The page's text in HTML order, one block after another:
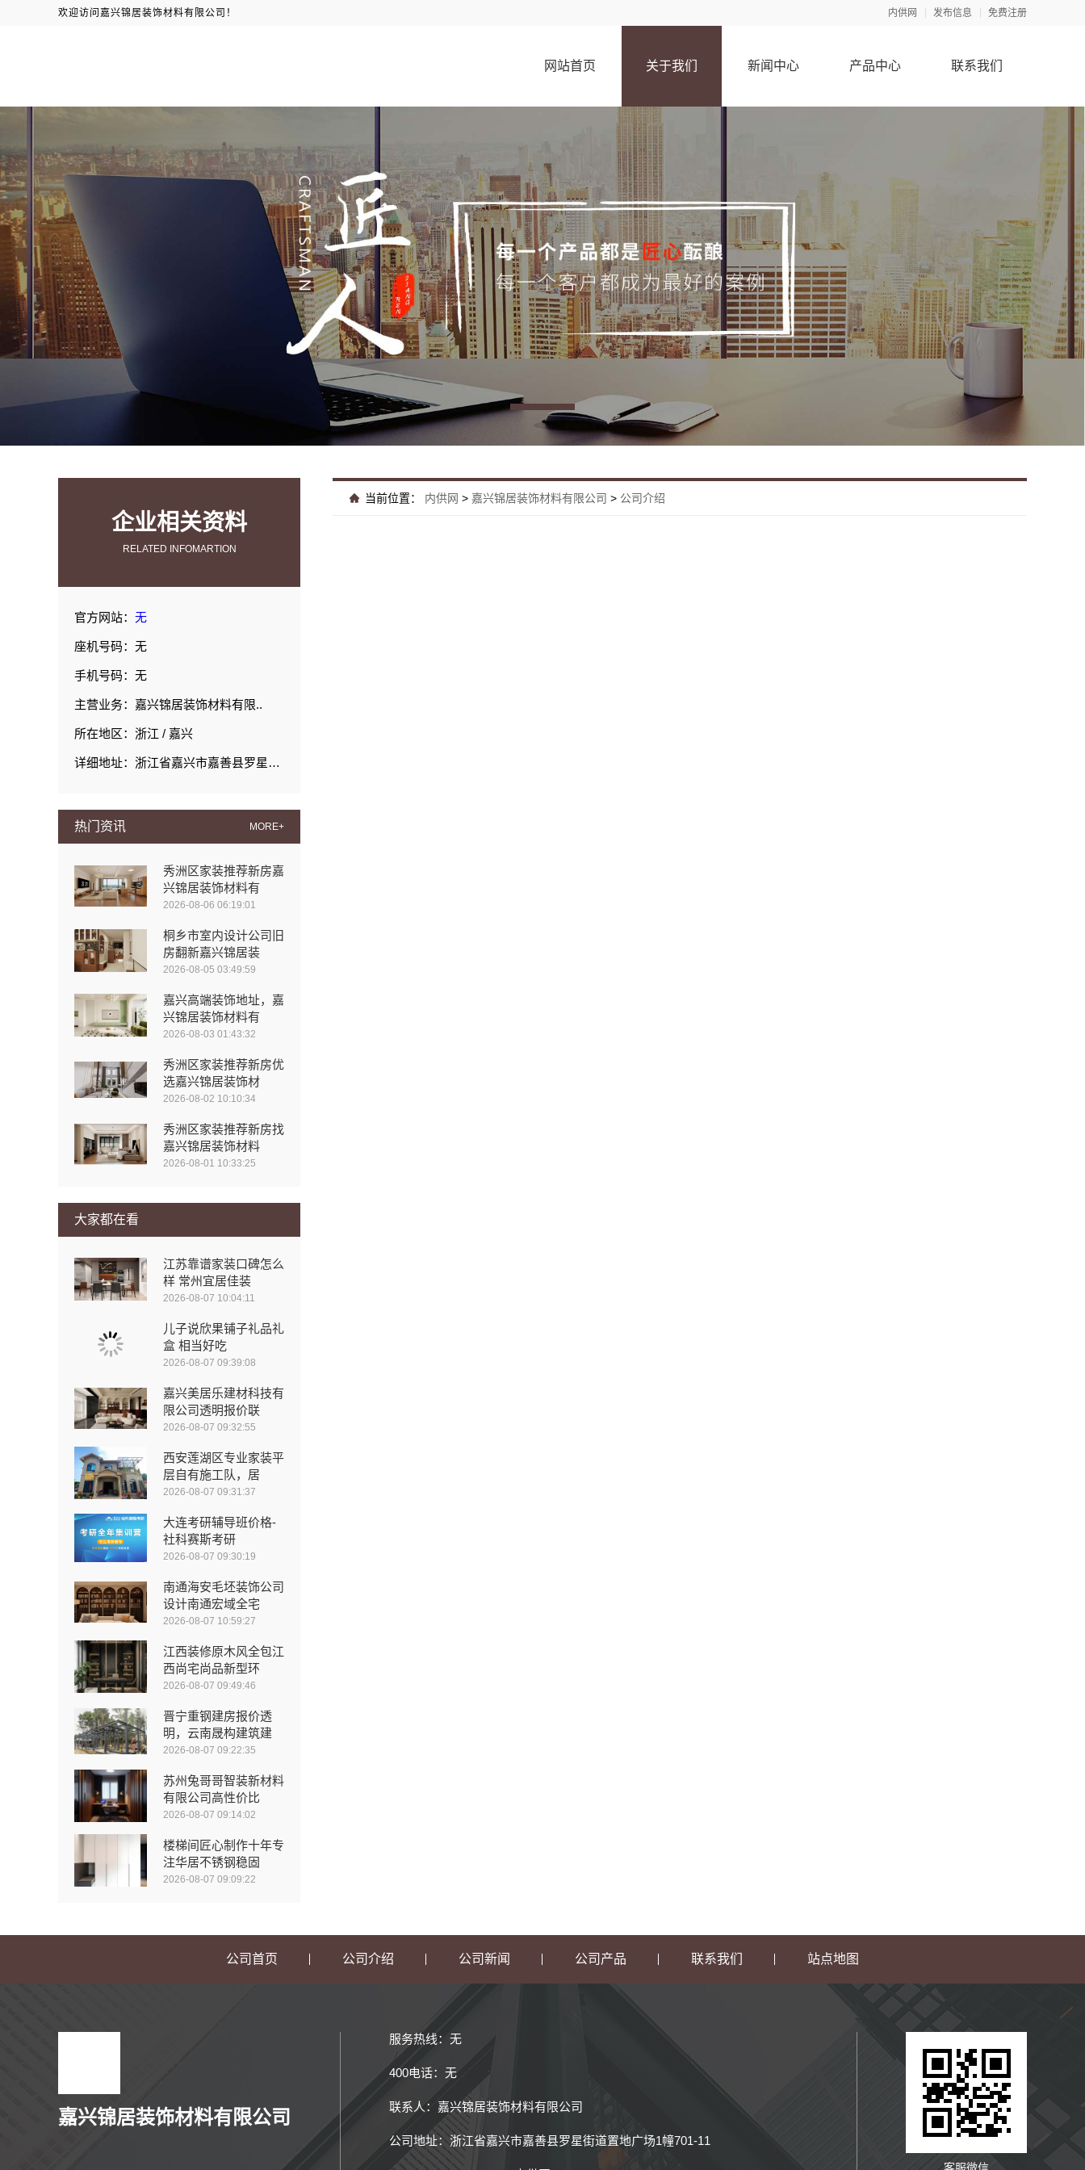
欢迎访问嘉兴锦居装饰材料有限公司！ 内供网 发布信息 免费注册
网站首页 关于我们 新闻中心 产品中心 联系我们
企业相关资料
RELATED INFOMARTION
官方网站： 无
座机号码：无
手机号码：无
主营业务：嘉兴锦居装饰材料有限..
所在地区：浙江 / 嘉兴
详细地址：浙江省嘉兴市嘉善县罗星街道置地广场1幢701-11
热门资讯 MORE+
秀洲区家装推荐新房嘉
兴锦居装饰材料有
2026-08-06 06:19:01
桐乡市室内设计公司旧
房翻新嘉兴锦居装
2026-08-05 03:49:59
嘉兴高端装饰地址，嘉
兴锦居装饰材料有
2026-08-03 01:43:32
秀洲区家装推荐新房优
选嘉兴锦居装饰材
2026-08-02 10:10:34
秀洲区家装推荐新房找
嘉兴锦居装饰材料
2026-08-01 10:33:25
大家都在看
江苏靠谱家装口碑怎么
样 常州宜居佳装
2026-08-07 10:04:11
儿子说欣果铺子礼品礼
盒 相当好吃
2026-08-07 09:39:08
嘉兴美居乐建材科技有
限公司透明报价联
2026-08-07 09:32:55
西安莲湖区专业家装平
层自有施工队，居
2026-08-07 09:31:37
大连考研辅导班价格-
社科赛斯考研
2026-08-07 09:30:19
南通海安毛坯装饰公司
设计南通宏域全宅
2026-08-07 10:59:27
江西装修原木风全包江
西尚宅尚品新型环
2026-08-07 09:49:46
晋宁重钢建房报价透
明，云南晟构建筑建
2026-08-07 09:22:35
苏州兔哥哥智装新材料
有限公司高性价比
2026-08-07 09:14:02
楼梯间匠心制作十年专
注华居不锈钢稳固
2026-08-07 09:09:22
当前位置： 内供网 > 嘉兴锦居装饰材料有限公司 > 公司介绍
公司首页 公司介绍 公司新闻 公司产品 联系我们 站点地图
嘉兴锦居装饰材料有限公司
服务热线：无
400电话：无
联系人：嘉兴锦居装饰材料有限公司
公司地址：浙江省嘉兴市嘉善县罗星街道置地广场1幢701-11